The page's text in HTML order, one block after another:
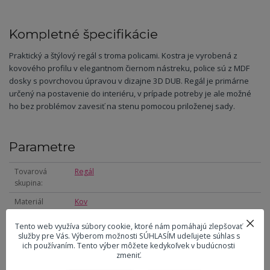
Kompletné špecifikácie
Praktický a štýlový regál s troma policami. Kostra je vyrobená z
kovového profilu v elegantnom čiernom nástreku, police sú z MDF
dosky s povrchovou úpravou v dizajne 3D DUB. Regál je primárne
určený na postavenie do interiéru, v prípade potreby je ale možné
ho bez problémov zavesiť na stenu pomocou priloženej sady.
Parametre
Tovarová
skupina
Regál
Materiál
Kov
Farba
konštrukcie
Čierna
Tento web využíva súbory cookie, ktoré nám pomáhajú zlepšovať
služby pre Vás. Výberom možnosti SÚHLASÍM udeľujete súhlas s
ich používaním. Tento výber môžete kedykoľvek v budúcnosti
zmeniť.